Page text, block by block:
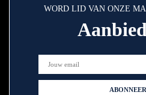
WORD LID VAN ONZE